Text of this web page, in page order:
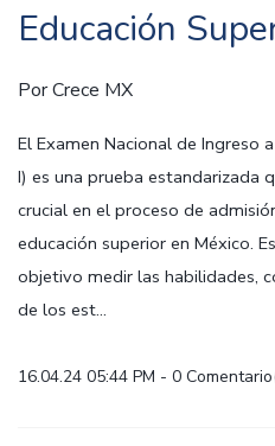
Educación
PorCrece MX
El Examen Nacional de Ingreso
I) es una prueba estandarizada
crucial en el proceso de
educación superior en México.
objetivo medir las habilidades,
de los est...
16.04.24 05:44 PM - 0